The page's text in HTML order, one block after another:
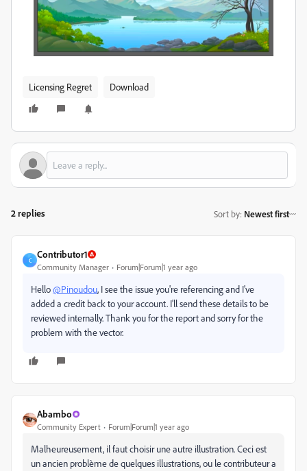
Licensing Regret Download
2 replies Sort by: Newest first
C
Contributor1
Community Manager Forum|Forum|1 year ago
Hello@Pinoudou, I see the issue you're referencing and I've
added a credit back to your account. I'll send these details to be
reviewed internally. Thank you for the report and sorry for the
problem with the vector.
Abambo
Community Expert Forum|Forum|1 year ago
Malheureusement, il faut choisir une autre illustration. Ceci est
un ancien problème de quelques illustrations, ou le contributeur a